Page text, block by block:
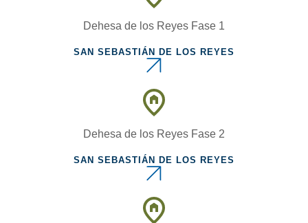
Dehesa de los Reyes Fase 1
SAN SEBASTIÁN DE LOS REYES
Dehesa de los Reyes Fase 2
SAN SEBASTIÁN DE LOS REYES